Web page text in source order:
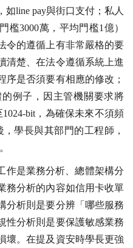
line pay與街口支付；私人
檻3000萬，平均門檻1億）
令的遵循上有非常嚴格的要
清楚、在法令遵循系統上進
序是否須要有相應的修改；
例子，因主管機關要求將
bit，為確保未來不須頻
學長與其部門的工程師，
作是業務分析、總體架構分
務分析的內容如信用卡收單
分析則是要分辨「哪些服務
性分析則是要保護敏感業務
壞。在提及資安時學長更強